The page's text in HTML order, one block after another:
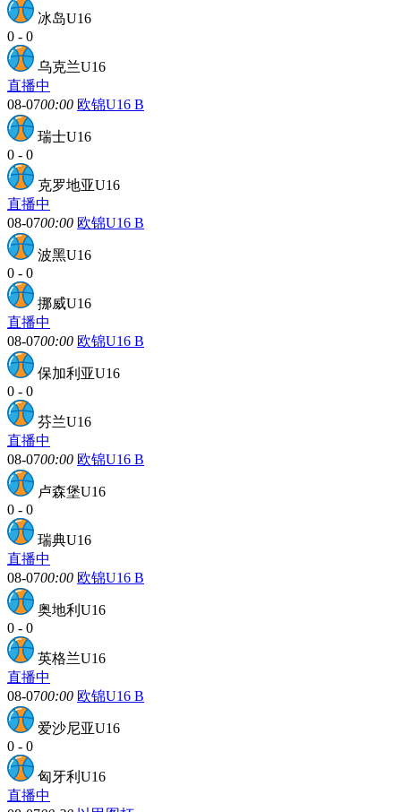
冰岛U16
0 - 0
乌克兰U16
直播中
08-0700:00 欧锦U16 B
瑞士U16
0 - 0
克罗地亚U16
直播中
08-0700:00 欧锦U16 B
波黑U16
0 - 0
挪威U16
直播中
08-0700:00 欧锦U16 B
保加利亚U16
0 - 0
芬兰U16
直播中
08-0700:00 欧锦U16 B
卢森堡U16
0 - 0
瑞典U16
直播中
08-0700:00 欧锦U16 B
奥地利U16
0 - 0
英格兰U16
直播中
08-0700:00 欧锦U16 B
爱沙尼亚U16
0 - 0
匈牙利U16
直播中